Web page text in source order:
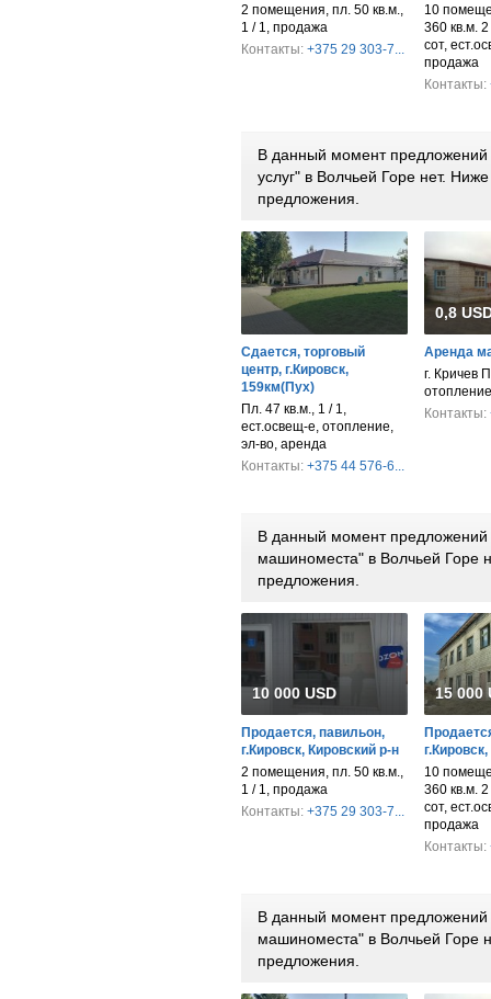
2 помещения, пл. 50 кв.м.,
1 / 1, продажа
Контакты: +375 29 303-7...
10
360 кв.м.
сот,
продажа
Контакты:
В данный момент
услуг" в Волчьей Горе нет.
предложения.
Сдается, торговый
центр, г.Кировск,
159км(Пух)
Пл. 47 кв.м., 1 / 1,
ест.освещ-е, отопление,
эл-во, аренда
Контакты: +375 44 576-6...
0,8
Аренда
г. Кричев
Контакты:
В данный момент
машиноместа" в Волчьей Горе
предложения.
10 000 USD
Продается, павильон,
г.Кировск, Кировский р-н
2 помещения, пл. 50 кв.м.,
1 / 1, продажа
Контакты: +375 29 303-7...
15 000
г.Кировск,
10
360 кв.м.
сот,
продажа
Контакты:
В данный момент предложений
машиноместа" в Волчьей Горе
предложения.